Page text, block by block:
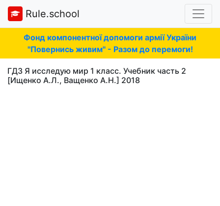
Rule.school
Фонд компонентної допомоги армії України
"Повернись живим" - Разом до перемоги!
ГДЗ Я исследую мир 1 класс. Учебник часть 2
[Ищенко А.Л., Ващенко А.Н.] 2018